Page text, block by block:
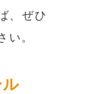
、ぜひ
い。